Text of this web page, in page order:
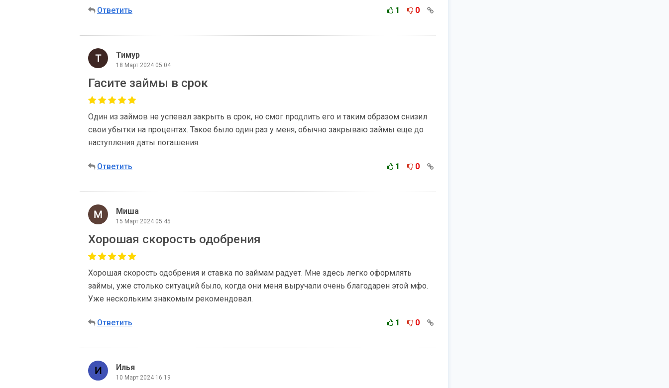
Ответить 1 0
Тимур
18 Март 2024 05:04
Гасите займы в срок
Один из займов не успевал закрыть в срок, но смог продлить его и таким образом снизил
свои убытки на процентах. Такое было один раз у меня, обычно закрываю займы еще до
наступления даты погашения.
Ответить 1 0
Миша
15 Март 2024 05:45
Хорошая скорость одобрения
Хорошая скорость одобрения и ставка по займам радует. Мне здесь легко оформлять
займы, уже столько ситуаций было, когда они меня выручали очень благодарен этой мфо.
Уже нескольким знакомым рекомендовал.
Ответить 1 0
Илья
10 Март 2024 16:19